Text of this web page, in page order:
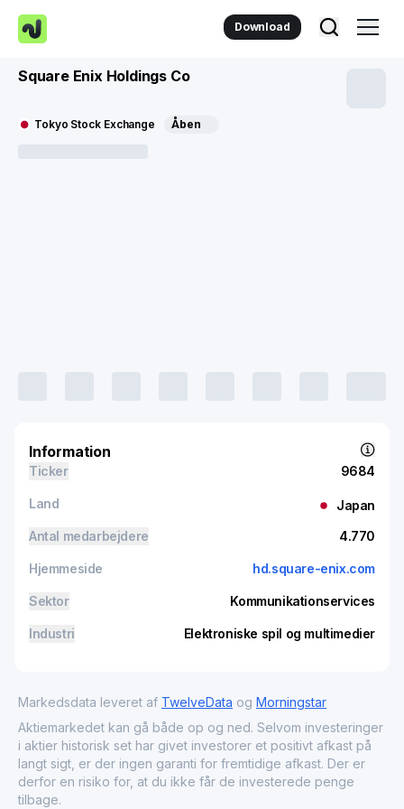
Download
Square Enix Holdings Co
Tokyo Stock Exchange Åben
Information
Ticker 9684
Land
Japan
Antal medarbejdere
4.770
Hjemmeside hd.square-enix.com
Sektor Kommunikationservices
Industri Elektroniske spil og multimedier
Markedsdata leveret af TwelveData og Morningstar
Aktiemarkedet kan gå både op og ned. Selvom investeringer
i aktier historisk set har givet investorer et positivt afkast på
langt sigt, er der ingen garanti for fremtidige afkast. Der er
derfor en risiko for, at du ikke får de investerede penge
tilbage.